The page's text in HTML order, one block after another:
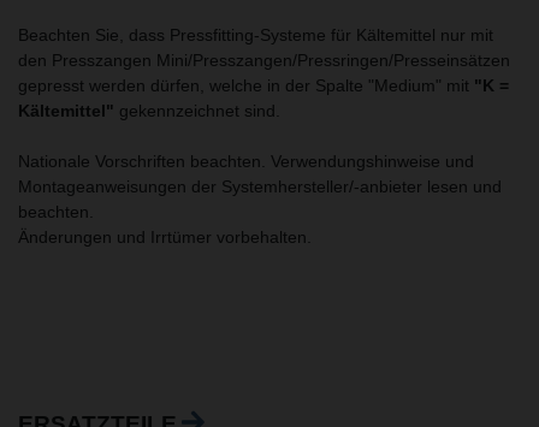
Beachten Sie, dass Pressfitting-Systeme für Kältemittel nur mit
den Presszangen Mini/Presszangen/Pressringen/Presseinsätzen
gepresst werden dürfen, welche in der Spalte "Medium" mit "K =
Kältemittel" gekennzeichnet sind.
Nationale Vorschriften beachten. Verwendungshinweise und
Montageanweisungen der Systemhersteller/-anbieter lesen und
beachten.
Änderungen und Irrtümer vorbehalten.